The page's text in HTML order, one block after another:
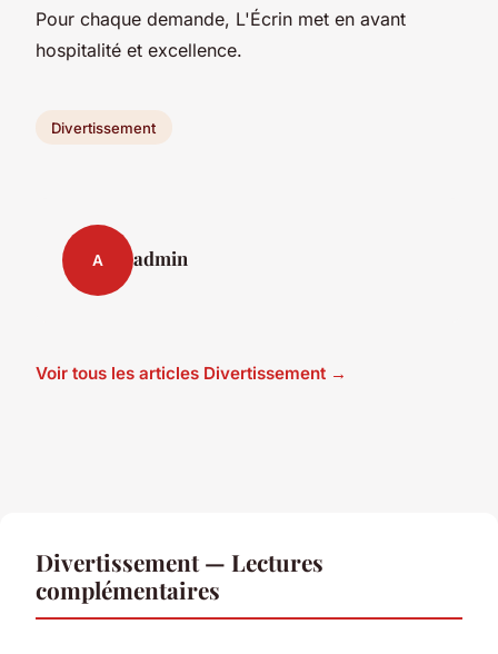
Pour chaque demande, L'Écrin met en avant
hospitalité et excellence.
Divertissement
A admin
Voir tous les articles Divertissement →
Divertissement — Lectures
complémentaires